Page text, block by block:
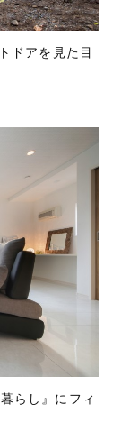
ドアを見た目
らし』にフィ